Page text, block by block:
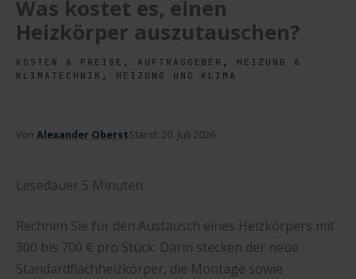
Was kostet es, einen
Heizkörper auszutauschen?
KOSTEN & PREISE , AUFTRAGGEBER ,
HEIZUNG &
KLIMATECHNIK , HEIZUNG UND KLIMA
Von Alexander OberstStand: 20. Juli 2026
Lesedauer 5 Minuten
Rechnen Sie für den Austausch eines Heizkörpers mit
300 bis 700 € pro Stück: Darin stecken der neue
Standardflachheizkörper, die Montage sowie